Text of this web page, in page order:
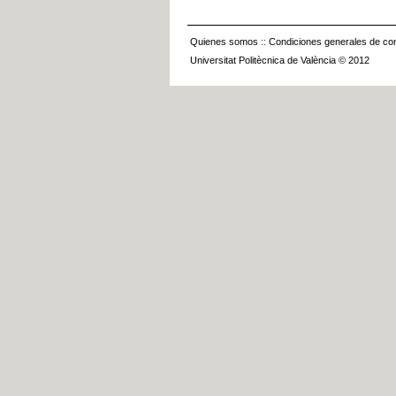
Quienes somos :: Condiciones generales de
Universitat Politècnica de València © 2012